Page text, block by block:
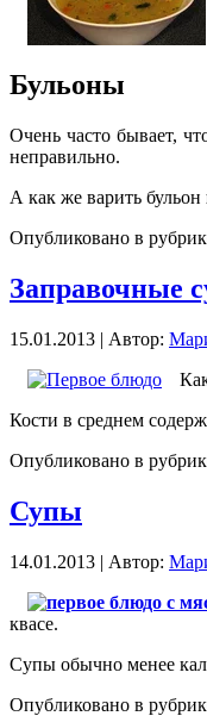
Бульоны
Очень часто бывает,
неправильно.
А как же варить бульон
Опубликовано в
Заправочные
15.01.2013 | Автор:
Кости в среднем
Опубликовано в
Супы
14.01.2013 | Автор:
квасе.
Супы обычно менее
Опубликовано в